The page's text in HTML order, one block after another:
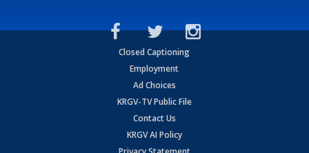
Closed Captioning
Employment
Ad Choices
KRGV-TV Public File
Contact Us
KRGV AI Policy